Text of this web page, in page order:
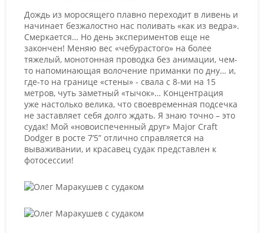
Дождь из моросящего плавно переходит в ливень и
начинает безжалостно нас поливать «как из ведра».
Смеркается… Но день экспериментов еще не
закончен! Меняю вес «чебурастого» на более
тяжелый, монотонная проводка без анимации, чем-
то напоминающая волочение приманки по дну… и,
где-то на границе «стены» - свала с 8-ми на 15
метров, чуть заметный «тычок»… Концентрация
уже настолько велика, что своевременная подсечка
не заставляет себя долго ждать. Я знаю точно – это
судак! Мой «новоиспеченный друг» Major Craft
Dodger в росте 7’5” отлично справляется на
вываживании, и красавец судак представлен к
фотосессии!